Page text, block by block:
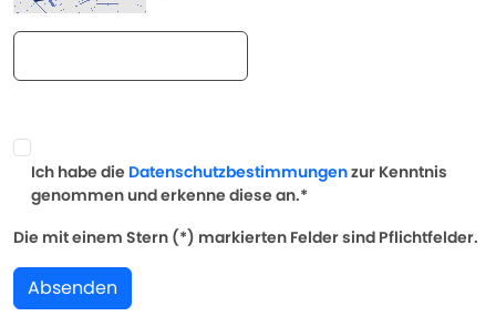
Ich habe die Datenschutzbestimmungenzur Kenntnis
genommen und erkenne diese an.*
Die mit einem Stern (*) markierten Felder sind Pflichtfelder.
Absenden